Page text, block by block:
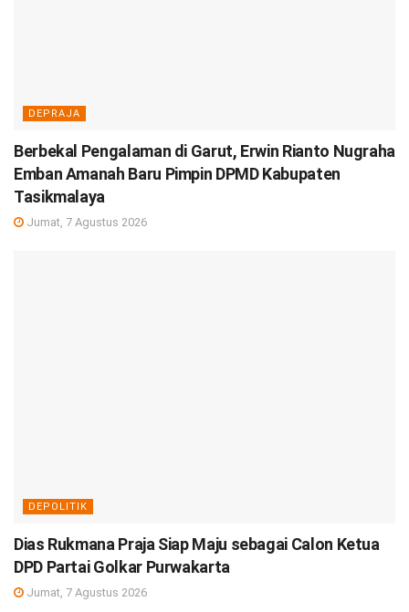
DEPRAJA
Berbekal Pengalaman di Garut, Erwin Rianto Nugraha
Emban Amanah Baru Pimpin DPMD Kabupaten
Tasikmalaya
Jumat, 7 Agustus 2026
DEPOLITIK
Dias Rukmana Praja Siap Maju sebagai Calon Ketua
DPD Partai Golkar Purwakarta
Jumat, 7 Agustus 2026